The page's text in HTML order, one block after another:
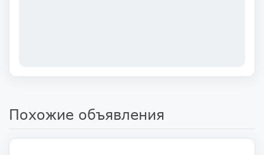
Похожие объявления
145 000